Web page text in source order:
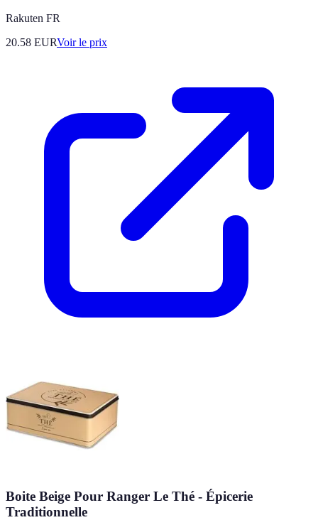
Rakuten FR
20.58 EURVoir le prix
Boite Beige Pour Ranger Le Thé - Épicerie
Traditionnelle